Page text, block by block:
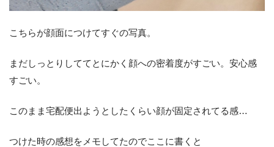
こちらが顔面につけてすぐの写真。
まだしっとりしててとにかく顔への密着度がすごい。安心感
すごい。
このまま宅配便出ようとしたくらい顔が固定されてる感…
つけた時の感想をメモしてたのでここに書くと